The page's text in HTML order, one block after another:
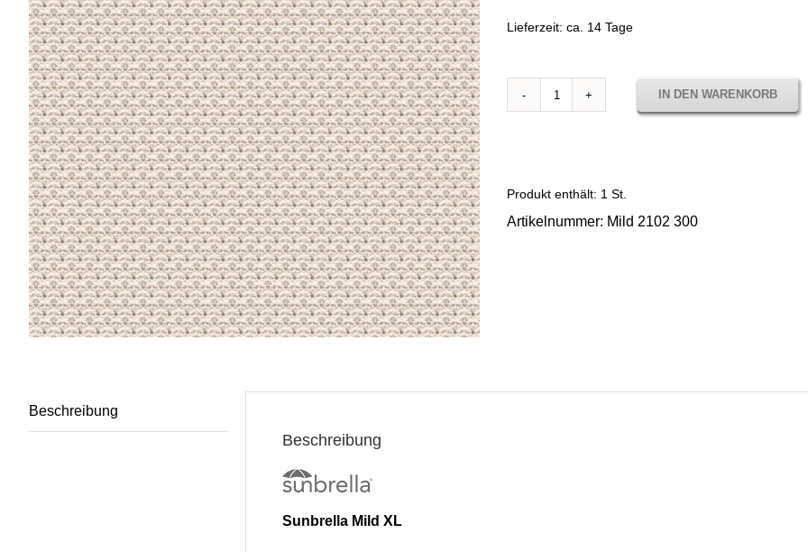
Lieferzeit: ca. 14 Tage
Stoffmuster
300
IN DEN WARENKORB
Produkt enthält: 1 St.
Artikelnummer: Mild 2102 300
Beschreibung
Beschreibung
Sunbrella Mild XL